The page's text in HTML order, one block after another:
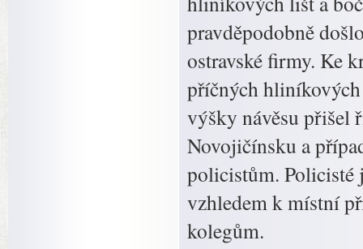
pravděpodobně
ostravské firmy. Ke
příčných
výšky návěsu přišel
Novojičínsku a
policistům. Policisté
vzhledem k místní
kolegům.